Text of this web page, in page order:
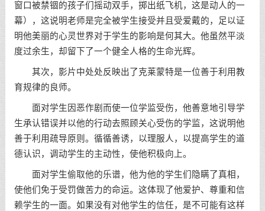
窗口被禁锢的孩子们摇动双手，掷出纸飞机，这是动人的一
幕），这说明老师是完全被学生接受并且受爱戴的，足以证
明他美丽的心灵世界对于学生的影响是何其大。他虽然平淡
度过余生，却留下了一个健全人格的生命光辉。
其次，影片中处处反映出了克莱蒙特是一位善于利用教
育规律的良师。
面对学生因恶作剧而使一位学监受伤，他善意地引导学
生承认错误并以他的行动去照顾关心受伤的学监，这说明他
善于利用疏导原则。循循善诱，以理服人，以提高学生的道
德认识，调动学生的主动性，使他积极向上。
面对学生偷取他的乐谱，他为他的学生们隐瞒了真相，
使他们免于受罚做苦力的命运。这体现了他爱护、尊重和信
赖学生的一面。如果没有对他学生的信任，是不可能有这样